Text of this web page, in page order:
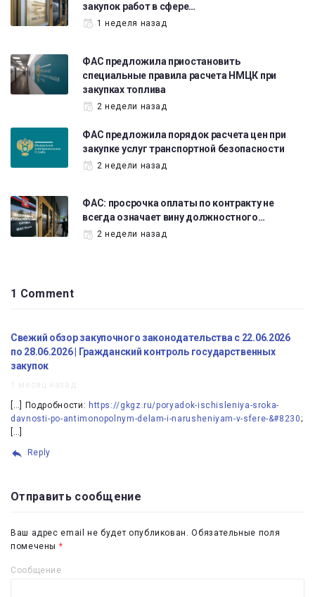
закупок работ в сфере…
1 неделя назад
ФАС предложила приостановить
специальные правила расчета НМЦК при
закупках топлива
2 недели назад
ФАС предложила порядок расчета цен при
закупке услуг транспортной безопасности
2 недели назад
ФАС: просрочка оплаты по контракту не
всегда означает вину должностного…
2 недели назад
1 Comment
Свежий обзор закупочного законодательства с 22.06.2026
по 28.06.2026 | Гражданский контроль государственных
закупок
[…] Подробности: https://gkgz.ru/poryadok-ischisleniya-sroka-
davnosti-po-antimonopolnym-delam-i-narusheniyam-v-sfere-&#8230;
[…]
Reply
Отправить сообщение
Ваш адрес email не будет опубликован. Обязательные поля
помечены *
Сообщение